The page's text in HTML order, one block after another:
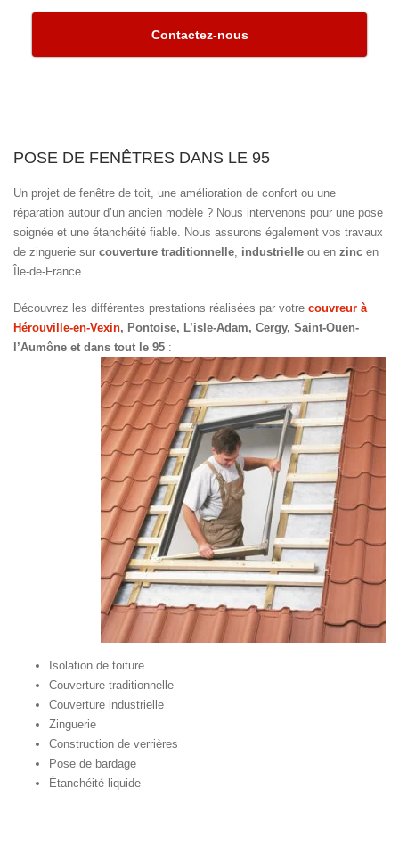
Contactez-nous
POSE DE FENÊTRES DANS LE 95
Un projet de fenêtre de toit, une amélioration de confort ou une
réparation autour d’un ancien modèle ? Nous intervenons pour une pose
soignée et une étanchéité fiable. Nous assurons également vos travaux
de zinguerie sur couverture traditionnelle industrielle ou en zinc en
Île-de-France.
Découvrez les différentes prestations réalisées par votre couvreur à
Hérouville-en-Vexin, Pontoise, L’isle-Adam, Cergy, Saint-Ouen-
l’Aumône et dans tout le 95 :
Isolation de toiture
Couverture traditionnelle
Couverture industrielle
Zinguerie
Construction de verrières
Pose de bardage
Étanchéité liquide